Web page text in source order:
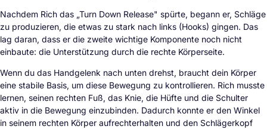
Nachdem Rich das „Turn Down Release" spürte, begann er, Schläge
zu produzieren, die etwas zu stark nach links (Hooks) gingen. Das
lag daran, dass er die zweite wichtige Komponente noch nicht
einbaute: die Unterstützung durch die rechte Körperseite.
Wenn du das Handgelenk nach unten drehst, braucht dein Körper
eine stabile Basis, um diese Bewegung zu kontrollieren. Rich musste
lernen, seinen rechten Fuß, das Knie, die Hüfte und die Schulter
aktiv in die Bewegung einzubinden. Dadurch konnte er den Winkel
in seinem rechten Körper aufrechterhalten und den Schlägerkopf